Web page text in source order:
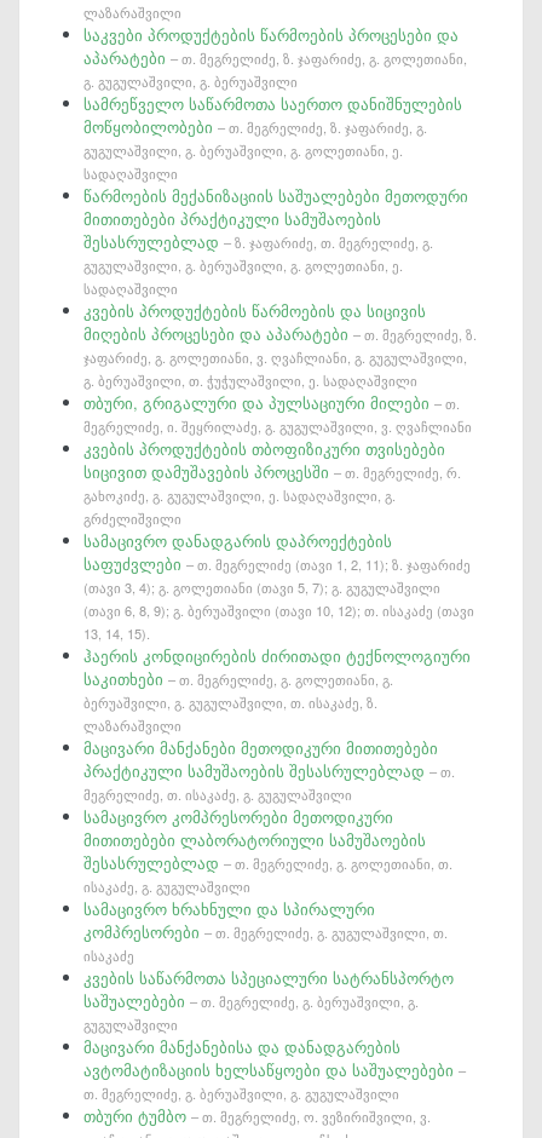
ლაზარაშვილი
საკვები პროდუქტების წარმოების პროცესები და
აპარატები– თ. მეგრელიძე, ზ. ჯაფარიძე, გ. გოლეთიანი,
გ. გუგულაშვილი, გ. ბერუაშვილი
სამრეწველო საწარმოთა საერთო დანიშნულების
მოწყობილობები– თ. მეგრელიძე, ზ. ჯაფარიძე, გ.
გუგულაშვილი, გ. ბერუაშვილი, გ. გოლეთიანი, ე.
სადაღაშვილი
წარმოების მექანიზაციის საშუალებები მეთოდური
მითითებები პრაქტიკული სამუშაოების
შესასრულებლად– ზ. ჯაფარიძე, თ. მეგრელიძე, გ.
გუგულაშვილი, გ. ბერუაშვილი, გ. გოლეთიანი, ე.
სადაღაშვილი
კვების პროდუქტების წარმოების და სიცივის
მიღების პროცესები და აპარატები– თ. მეგრელიძე, ზ.
ჯაფარიძე, გ. გოლეთიანი, ვ. ღვაჩლიანი, გ. გუგულაშვილი,
გ. ბერუაშვილი, თ. ჭუჭულაშვილი, ე. სადაღაშვილი
თბური, გრიგალური და პულსაციური მილები– თ.
მეგრელიძე, ი. შეყრილაძე, გ. გუგულაშვილი, ვ. ღვაჩლიანი
კვების პროდუქტების თბოფიზიკური თვისებები
სიცივით დამუშავების პროცესში– თ. მეგრელიძე, რ.
გახოკიძე, გ. გუგულაშვილი, ე. სადაღაშვილი, გ.
გრძელიშვილი
სამაცივრო დანადგარის დაპროექტების
საფუძვლები– თ. მეგრელიძე (თავი 1, 2, 11); ზ. ჯაფარიძე
(თავი 3, 4); გ. გოლეთიანი (თავი 5, 7); გ. გუგულაშვილი
(თავი 6, 8, 9); გ. ბერუაშვილი (თავი 10, 12); თ. ისაკაძე (თავი
13, 14, 15).
ჰაერის კონდიცირების ძირითადი ტექნოლოგიური
საკითხები– თ. მეგრელიძე, გ. გოლეთიანი, გ.
ბერუაშვილი, გ. გუგულაშვილი, თ. ისაკაძე, ზ.
ლაზარაშვილი
მაცივარი მანქანები მეთოდიკური მითითებები
პრაქტიკული სამუშაოების შესასრულებლად– თ.
მეგრელიძე, თ. ისაკაძე, გ. გუგულაშვილი
სამაცივრო კომპრესორები მეთოდიკური
მითითებები ლაბორატორიული სამუშაოების
შესასრულებლად– თ. მეგრელიძე, გ. გოლეთიანი, თ.
ისაკაძე, გ. გუგულაშვილი
სამაცივრო ხრახნული და სპირალური
კომპრესორები– თ. მეგრელიძე, გ. გუგულაშვილი, თ.
ისაკაძე
კვების საწარმოთა სპეციალური სატრანსპორტო
საშუალებები– თ. მეგრელიძე, გ. ბერუაშვილი, გ.
გუგულაშვილი
მაცივარი მანქანებისა და დანადგარების
ავტომატიზაციის ხელსაწყოები და საშუალებები–
თ. მეგრელიძე, გ. ბერუაშვილი, გ. გუგულაშვილი
თბური ტუმბო– თ. მეგრელიძე, ო. ვეზირიშვილი, ვ.